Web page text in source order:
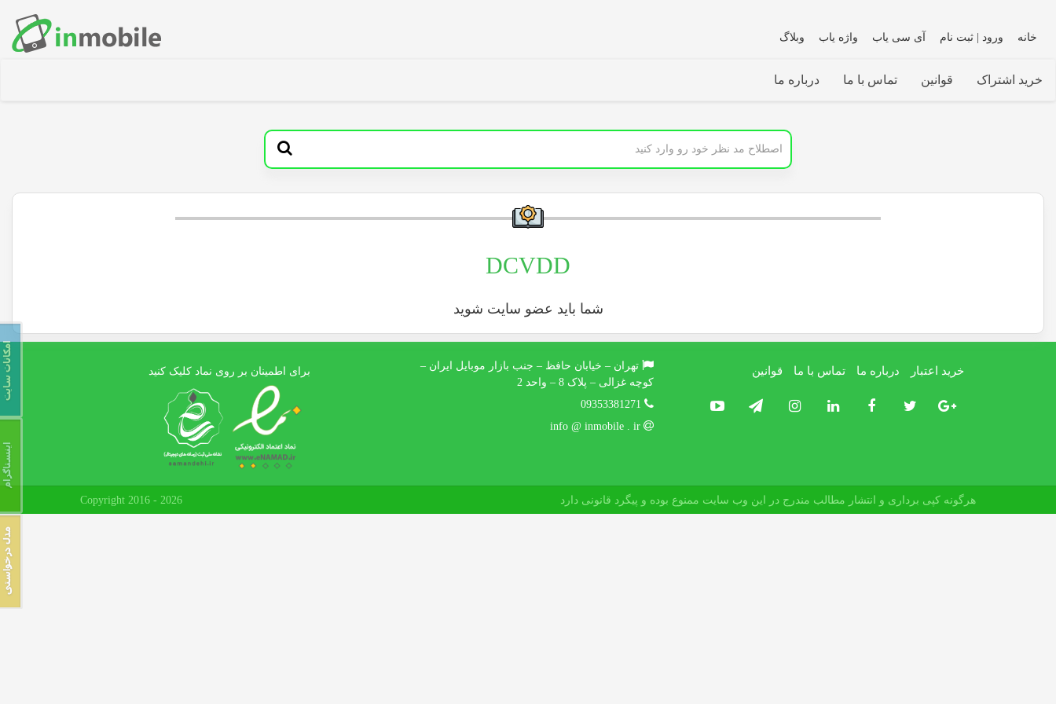
خانه ورود | ثبت نام آی سی یاب واژه یاب وبلاگ
خرید اشتراک قوانین تماس با ما درباره ما
DCVDD
شما باید عضو سایت شوید
خرید اعتبار درباره ما تماس با ما قوانین
تهران – خیابان حافظ – جنب بازار موبایل ایران –
کوچه غزالی – پلاک 8 – واحد 2
09353381271
info @ inmobile . ir
برای اطمینان بر روی نماد کلیک کنید
هرگونه کپی برداری و انتشار مطالب مندرج در این وب سایت ممنوع بوده و پیگرد قانونی دارد Copyright 2016 - 2026